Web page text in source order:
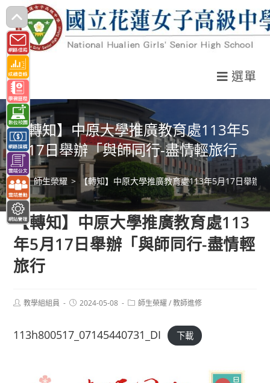
跳
轉
至
主
要
內
容
選單
【轉知】中原大學推廣教育處113年5
月17日舉辦「與師同行-盡情輕旅行
> 師生榮耀 > 【轉知】中原大學推廣教育處113年5月17日舉辦
【轉知】中原大學推廣教育處113
年5月17日舉辦「與師同行-盡情輕
旅行
Post教學組組員
Post2024-05-08
Post師生榮耀 / 教師進修
113h800517_07145440731_DI 下載